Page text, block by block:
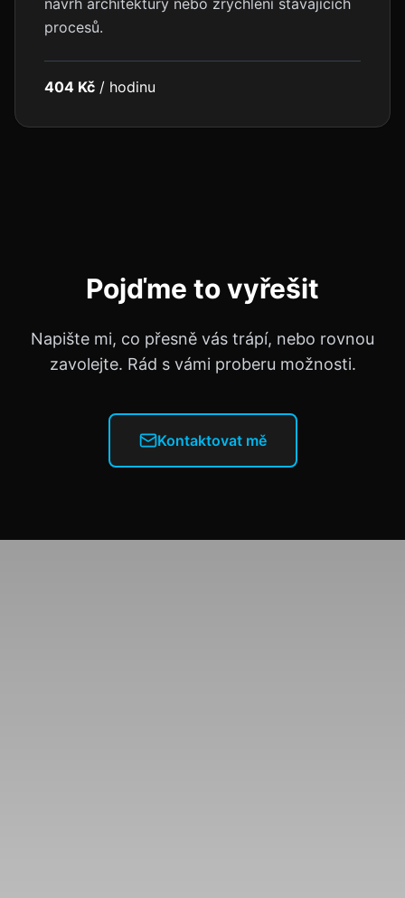
návrh architektury nebo zrychlení stávajících
procesů.
404 Kč / hodinu
Pojďme to vyřešit
Napište mi, co přesně vás trápí, nebo rovnou
zavolejte. Rád s vámi proberu možnosti.
Kontaktovat mě